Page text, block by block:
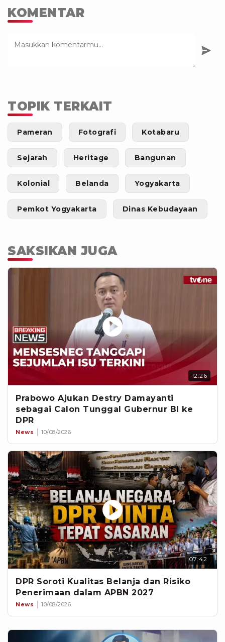
KOMENTAR
TOPIK TERKAIT
Pameran Fotografi Kotabaru
Sejarah Heritage Bangunan
Kolonial Belanda Yogyakarta
Pemkot Yogyakarta Dinas Kebudayaan
SAKSIKAN JUGA
12:26
Prabowo Ajukan Destry Damayanti
sebagai Calon Tunggal Gubernur BI ke
DPR
News 10/08/2026
07:42
DPR Soroti Kualitas Belanja dan Risiko
Penerimaan dalam APBN 2027
News 10/08/2026